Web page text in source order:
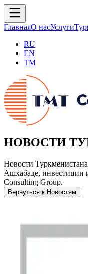
ГлавнаяО насУслуги
RU
EN
TM
НОВОСТИ
Новости
Ашхабаде, инвестиции
Consulting Group.
Вернуться к Новостям